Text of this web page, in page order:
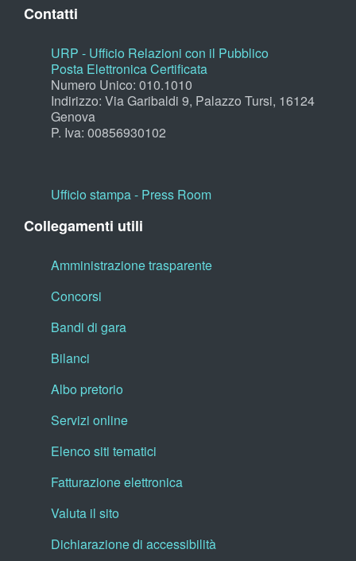
Contatti
URP - Ufficio Relazioni con il Pubblico
Posta Elettronica Certificata
Numero Unico: 010.1010
Indirizzo: Via Garibaldi 9, Palazzo Tursi, 16124
Genova
P. Iva: 00856930102
Ufficio stampa - Press Room
Collegamenti utili
Amministrazione trasparente
Concorsi
Bandi di gara
Bilanci
Albo pretorio
Servizi online
Elenco siti tematici
Fatturazione elettronica
Valuta il sito
Dichiarazione di accessibilità